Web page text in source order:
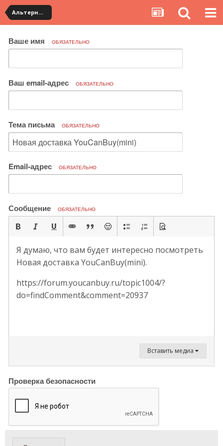
Альтернативная доставка YouCanBuy (mini)
Ваше имя ОБЯЗАТЕЛЬНО
Ваш email-адрес ОБЯЗАТЕЛЬНО
Тема письма ОБЯЗАТЕЛЬНО
Email-адрес ОБЯЗАТЕЛЬНО
Сообщение ОБЯЗАТЕЛЬНО
Я думаю, что вам будет интересно посмотреть
Новая доставка YouCanBuy(mini).
https://forum.youcanbuy.ru/topic1004/?
do=findComment&comment=20937
Вставить медиа
Проверка безопасности